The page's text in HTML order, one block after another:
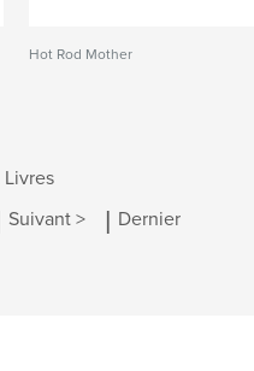
Hot Rod Mother
Livres
Suivant > | Dernier